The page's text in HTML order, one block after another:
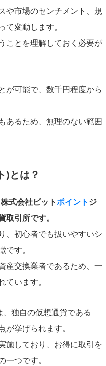
や市場のセンチメント、規
て変動します。
ことを理解しておく必要が
が可能で、数千円程度から
あるため、無理のない範囲
)とは？
式会社ビットポイント ジ
取引所です。
、初心者でも扱いやすいシ
です。
産交換業者であるため、一
ています。
独自の仮想通貨である
が挙げられます。
施しており、お得に取引を
一つです。